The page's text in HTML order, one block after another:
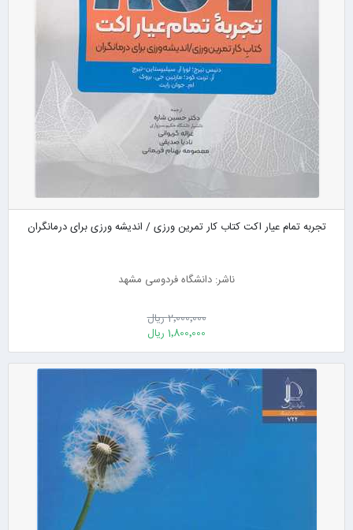
تجربه تمام عیار اکت کتاب کار تمرین ورزی / اندیشه ورزی برای درمانگران
ناشر: دانشگاه فردوسی مشهد
2٬000٬000 ریال
1٬800٬000 ریال